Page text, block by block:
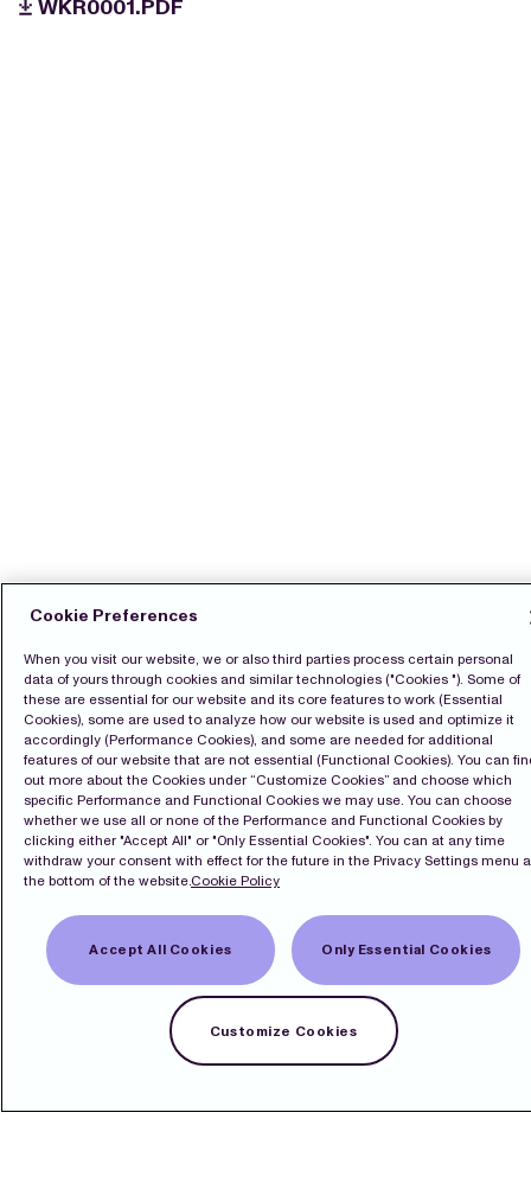
WKR0001.PDF
English
Cookie Preferences
When you visit our website, we or also third parties process certain personal
data of yours through cookies and similar technologies ("Cookies "). Some of
these are essential for our website and its core features to work (Essential
Cookies), some are used to analyze how our website is used and optimize it
accordingly (Performance Cookies), and some are needed for additional
features of our website that are not essential (Functional Cookies). You can
out more about the Cookies under “Customize Cookies” and choose which
specific Performance and Functional Cookies we may use. You can choose
whether we use all or none of the Performance and Functional Cookies by
clicking either "Accept All" or "Only Essential Cookies". You can at any time
withdraw your consent with effect for the future in the Privacy Settings menu
the bottom of the website.Cookie Policy
Accept All Cookies Only Essential Cookies
Customize Cookies